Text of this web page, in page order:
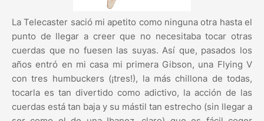
La Telecaster sació mi apetito como ninguna otra hasta el
punto de llegar a creer que no necesitaba tocar otras
cuerdas que no fuesen las suyas. Así que, pasados los
años entró en mi casa mi primera Gibson, una Flying V
con tres humbuckers (¡tres!), la más chillona de todas,
tocarla es tan divertido como adictivo, la acción de las
cuerdas está tan baja y su mástil tan estrecho (sin llegar a